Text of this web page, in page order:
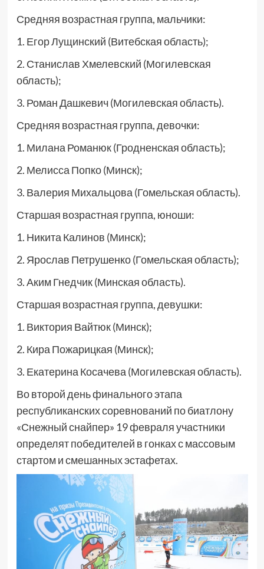
Средняя возрастная группа, мальчики:
1. Егор Лущинский (Витебская область);
2. Станислав Хмелевский (Могилевская
область);
3. Роман Дашкевич (Могилевская область).
Средняя возрастная группа, девочки:
1. Милана Романюк (Гродненская область);
2. Мелисса Попко (Минск);
3. Валерия Михальцова (Гомельская область).
Старшая возрастная группа, юноши:
1. Никита Калинов (Минск);
2. Ярослав Петрушенко (Гомельская область);
3. Аким Гнедчик (Минская область).
Старшая возрастная группа, девушки:
1. Виктория Вайтюк (Минск);
2. Кира Пожарицкая (Минск);
3. Екатерина Косачева (Могилевская область).
Во второй день финального этапа
республиканских соревнований по биатлону
«Снежный снайпер» 19 февраля участники
определят победителей в гонках с массовым
стартом и смешанных эстафетах.